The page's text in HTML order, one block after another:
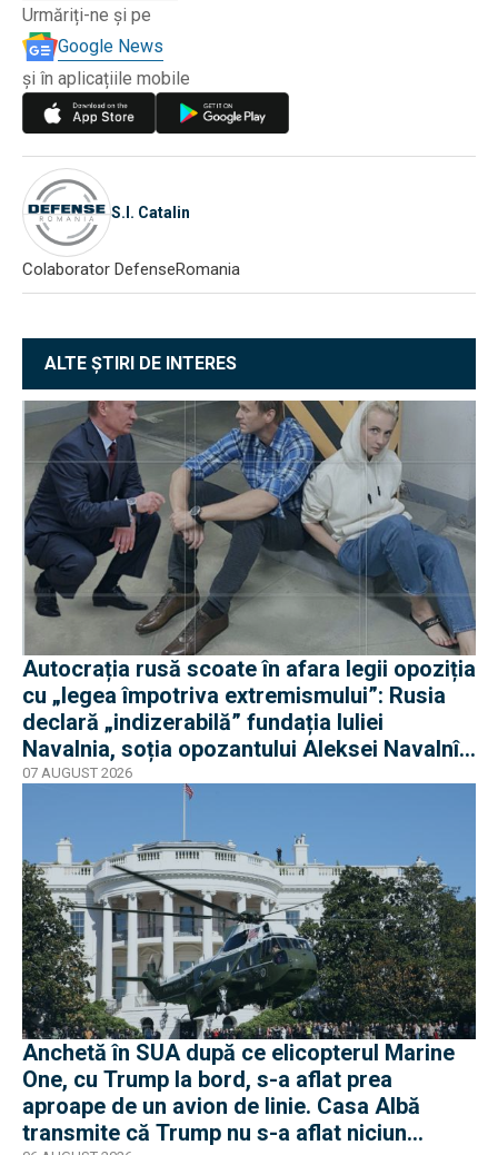
Urmăriți-ne și pe
Google News
și în aplicațiile mobile
S.I. Catalin
Colaborator DefenseRomania
ALTE ȘTIRI DE INTERES
Autocrația rusă scoate în afara legii opoziția
cu „legea împotriva extremismului”: Rusia
declară „indizerabilă” fundația Iuliei
Navalnia, soția opozantului Aleksei Navalnîi,
ucis în închisorile siberiene
07 AUGUST 2026
Anchetă în SUA după ce elicopterul Marine
One, cu Trump la bord, s-a aflat prea
aproape de un avion de linie. Casa Albă
transmite că Trump nu s-a aflat niciun